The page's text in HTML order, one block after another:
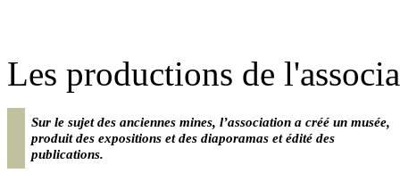
Les productions de
Sur le sujet des anciennes mines, l’association a créé un musée,
produit des expositions et des diaporamas et édité des
publications.